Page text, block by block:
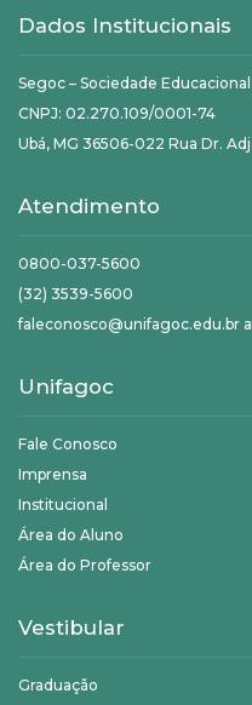
Dados Institucionais
Segoc – Sociedade
CNPJ: 02.270.109/0001-74
Ubá, MG 36506-022 Rua Dr.
Atendimento
0800-037-5600
(32) 3539-5600
faleconosco@unifagoc.edu.br
Unifagoc
Fale Conosco
Imprensa
Institucional
Área do Aluno
Área do Professor
Vestibular
Graduação